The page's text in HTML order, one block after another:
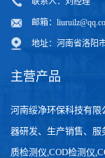
联系我们
联系人：刘经理
主营产品
河南绥净环保科技有限